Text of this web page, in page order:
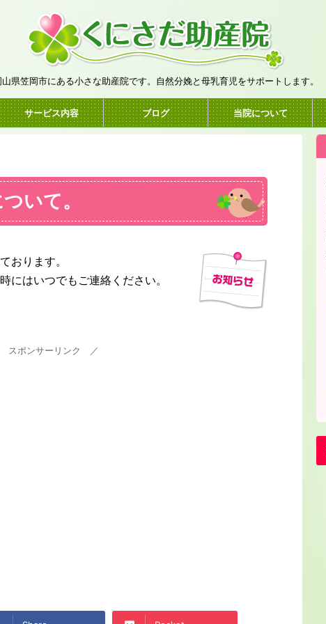
山県笠岡市にある小さな助産院です。自然分娩と母乳育児をサポートします。
サービス内容 ブログ 当院について
いて。
おります。
にはいつでもご連絡ください。
スポンサーリンク ／